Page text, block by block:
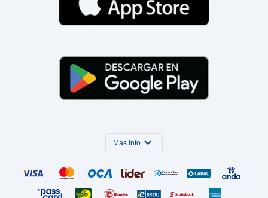
Mas info expand_more